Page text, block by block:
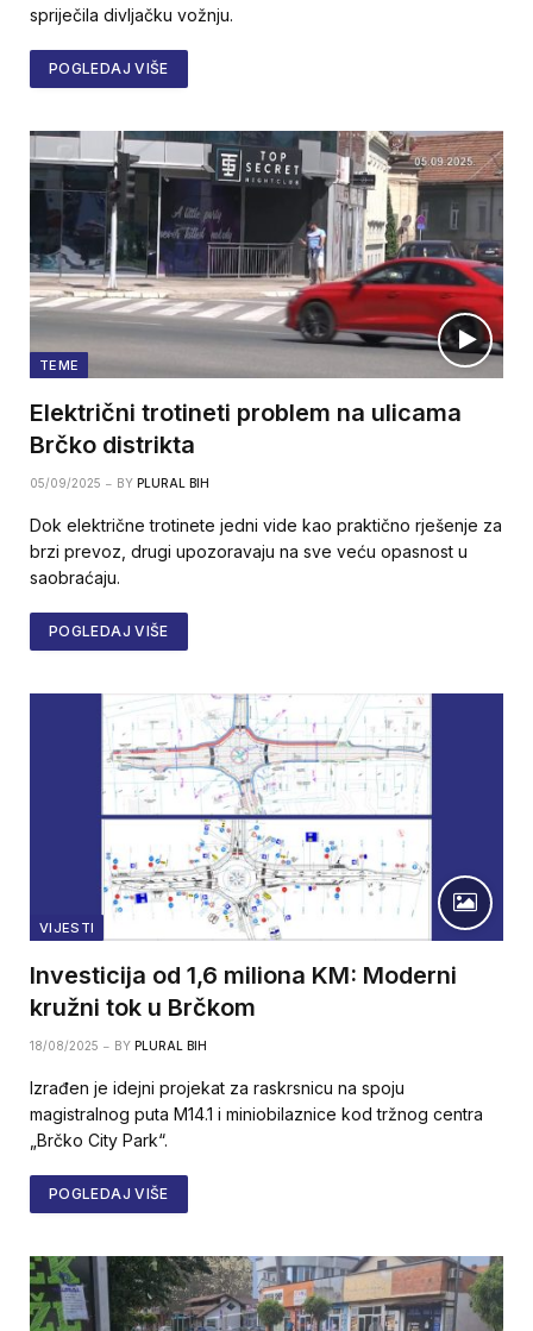
spriječila divljačku vožnju.
POGLEDAJ VIŠE
TEME
Električni trotineti problem na ulicama
Brčko distrikta
05/09/2025 BY PLURAL BIH
Dok električne trotinete jedni vide kao praktično rješenje za
brzi prevoz, drugi upozoravaju na sve veću opasnost u
saobraćaju.
POGLEDAJ VIŠE
VIJESTI
Investicija od 1,6 miliona KM: Moderni
kružni tok u Brčkom
18/08/2025 BY PLURAL BIH
Izrađen je idejni projekat za raskrsnicu na spoju
magistralnog puta M14.1 i miniobilaznice kod tržnog centra
„Brčko City Park“.
POGLEDAJ VIŠE